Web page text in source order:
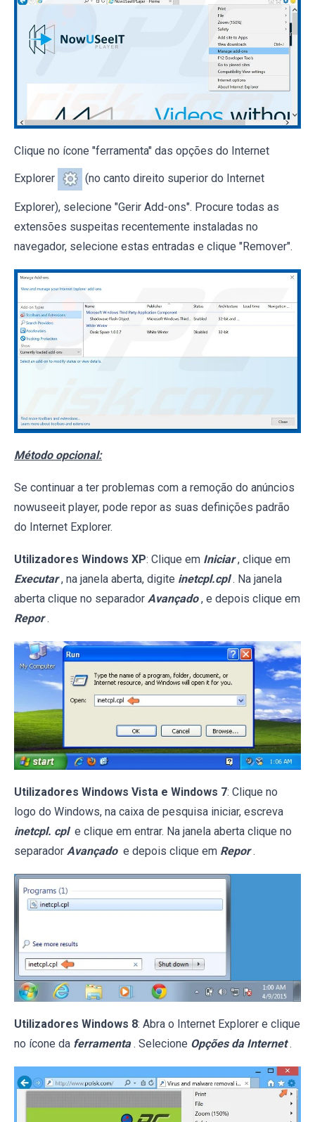
Clique no ícone "ferramenta" das opções do Internet
Explorer (no canto direito superior do Internet
Explorer), selecione "Gerir Add-ons". Procure todas as
extensões suspeitas recentemente instaladas no
navegador, selecione estas entradas e clique "Remover".
Método opcional:
Se continuar a ter problemas com a remoção do anúncios
nowuseeit player, pode repor as suas definições padrão
do Internet Explorer.
Utilizadores Windows XP: Clique em Iniciar , clique em
Executar , na janela aberta, digite inetcpl.cpl . Na janela
aberta clique no separador Avançado , e depois clique em
Repor .
Utilizadores Windows Vista e Windows 7: Clique no
logo do Windows, na caixa de pesquisa iniciar, escreva
inetcpl. cpl e clique em entrar. Na janela aberta clique no
separador Avançado e depois clique em Repor .
Utilizadores Windows 8: Abra o Internet Explorer e clique
no ícone da ferramenta . Selecione Opções da Internet .